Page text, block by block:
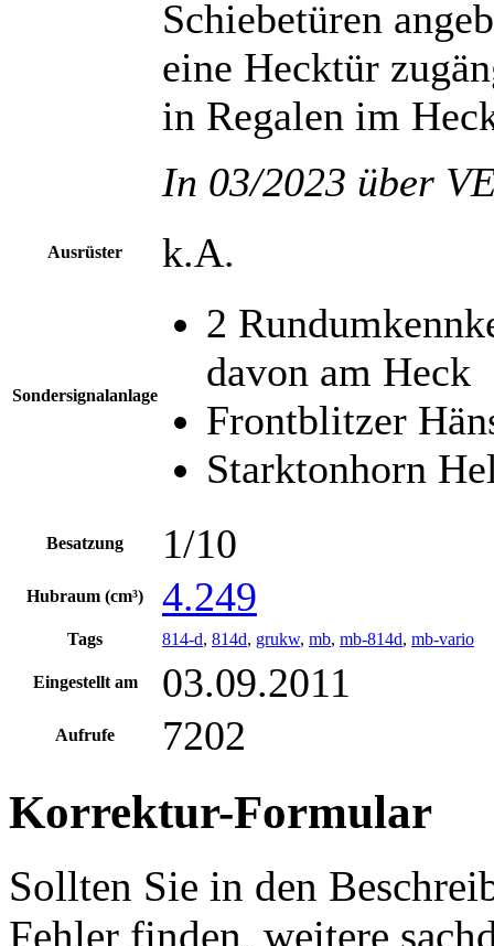
Schiebetüren
eine Hecktür
in Regalen im
In 03/2023 über
Ausrüster k.A.
Sondersignalanlage
2
davon am Heck
Frontblitzer
Starktonhorn
Besatzung 1/10
Hubraum (cm³) 4.249
Tags 814-d, 814d, grukw, mb, mb-814d, mb-vario
Eingestellt am 03.09.2011
Aufrufe 7202
Korrektur-Formular
Sollten Sie in den
Fehler finden, weitere